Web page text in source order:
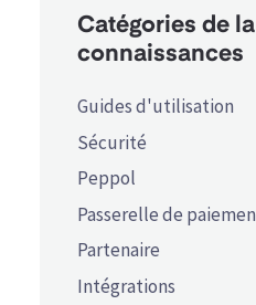
Catégories de
connaissances
Guides d'utilisation
Sécurité
Peppol
Passerelle de
Partenaire
Intégrations